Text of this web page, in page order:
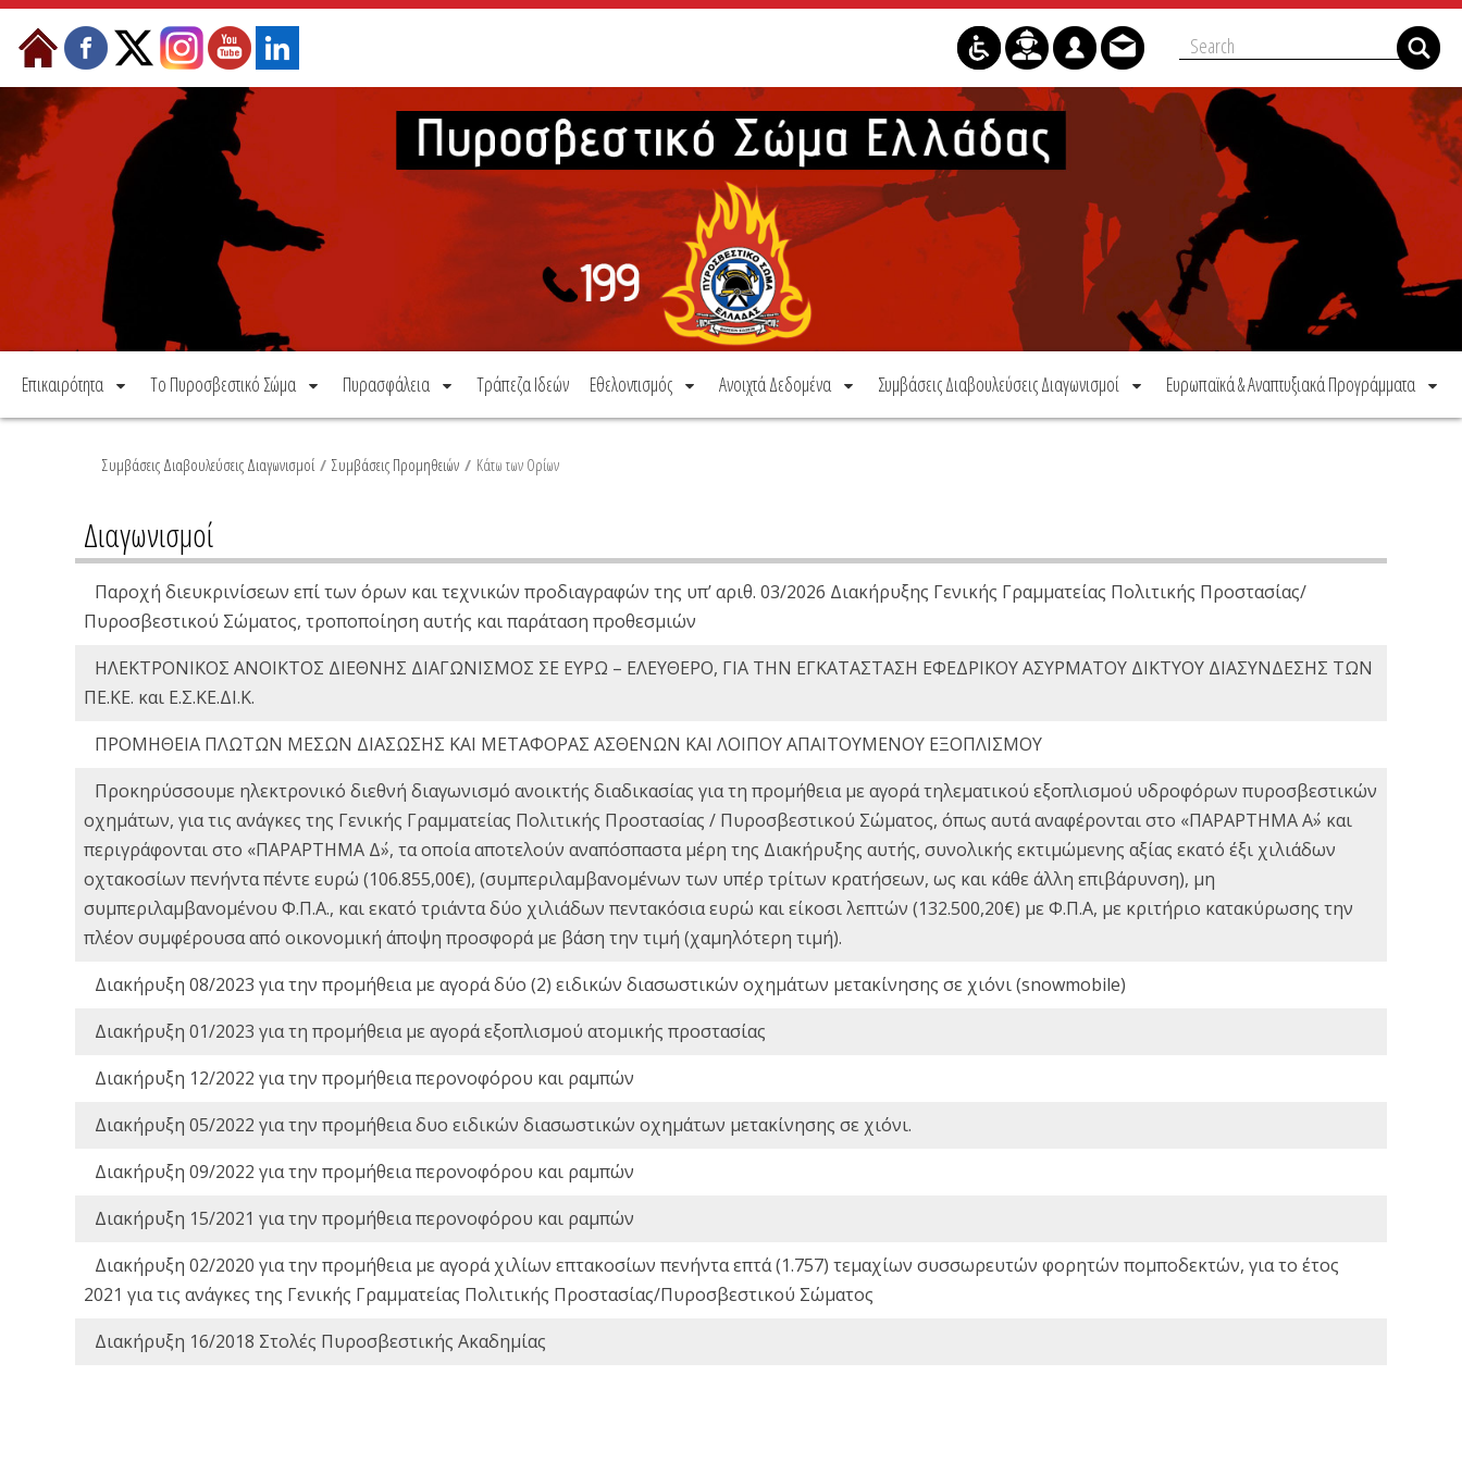
Μετάβαση στο περιεχόμενο
Επικαιρότητα Το Πυροσβεστικό Σώμα Πυρασφάλεια Τράπεζα Ιδεών Εθελοντισμός Ανοιχτά Δεδομένα Συμβάσεις Διαβουλεύσεις Διαγωνισμοί Ευρωπαϊκά & Αναπτυξιακά Προγράμματα
Συμβάσεις Διαβουλεύσεις Διαγωνισμοί / Συμβάσεις Προμηθειών / Κάτω των Ορίων
Διαγωνισμοί
Παροχή διευκρινίσεων επί των όρων και τεχνικών προδιαγραφών της υπ’ αριθ. 03/2026 Διακήρυξης Γενικής Γραμματείας Πολιτικής Προστασίας/
Πυροσβεστικού Σώματος, τροποποίηση αυτής και παράταση προθεσμιών
ΗΛΕΚΤΡΟΝΙΚΟΣ ΑΝΟΙΚΤΟΣ ΔΙΕΘΝΗΣ ΔΙΑΓΩΝΙΣΜΟΣ ΣΕ ΕΥΡΩ – ΕΛΕΥΘΕΡΟ, ΓΙΑ ΤΗΝ ΕΓΚΑΤΑΣΤΑΣΗ ΕΦΕΔΡΙΚΟΥ ΑΣΥΡΜΑΤΟΥ ΔΙΚΤΥΟΥ ΔΙΑΣΥΝΔΕΣΗΣ ΤΩΝ
ΠΕ.ΚΕ. και Ε.Σ.ΚΕ.ΔΙ.Κ.
ΠΡΟΜΗΘΕΙΑ ΠΛΩΤΩΝ ΜΕΣΩΝ ΔΙΑΣΩΣΗΣ ΚΑΙ ΜΕΤΑΦΟΡΑΣ ΑΣΘΕΝΩΝ ΚΑΙ ΛΟΙΠΟΥ ΑΠΑΙΤΟΥΜΕΝΟΥ ΕΞΟΠΛΙΣΜΟΥ
Προκηρύσσουμε ηλεκτρονικό διεθνή διαγωνισμό ανοικτής διαδικασίας για τη προμήθεια με αγορά τηλεματικού εξοπλισμού υδροφόρων πυροσβεστικών
οχημάτων, για τις ανάγκες της Γενικής Γραμματείας Πολιτικής Προστασίας / Πυροσβεστικού Σώματος, όπως αυτά αναφέρονται στο «ΠΑΡΑΡΤΗΜΑ Α΄» και
περιγράφονται στο «ΠΑΡΑΡΤΗΜΑ Δ΄», τα οποία αποτελούν αναπόσπαστα μέρη της Διακήρυξης αυτής, συνολικής εκτιμώμενης αξίας εκατό έξι χιλιάδων
οχτακοσίων πενήντα πέντε ευρώ (106.855,00€), (συμπεριλαμβανομένων των υπέρ τρίτων κρατήσεων, ως και κάθε άλλη επιβάρυνση), μη
συμπεριλαμβανομένου Φ.Π.Α., και εκατό τριάντα δύο χιλιάδων πεντακόσια ευρώ και είκοσι λεπτών (132.500,20€) με Φ.Π.Α, με κριτήριο κατακύρωσης την
πλέον συμφέρουσα από οικονομική άποψη προσφορά με βάση την τιμή (χαμηλότερη τιμή).
Διακήρυξη 08/2023 για την προμήθεια με αγορά δύο (2) ειδικών διασωστικών οχημάτων μετακίνησης σε χιόνι (snowmobile)
Διακήρυξη 01/2023 για τη προμήθεια με αγορά εξοπλισμού ατομικής προστασίας
Διακήρυξη 12/2022 για την προμήθεια περονοφόρου και ραμπών
Διακήρυξη 05/2022 για την προμήθεια δυο ειδικών διασωστικών οχημάτων μετακίνησης σε χιόνι.
Διακήρυξη 09/2022 για την προμήθεια περονοφόρου και ραμπών
Διακήρυξη 15/2021 για την προμήθεια περονοφόρου και ραμπών
Διακήρυξη 02/2020 για την προμήθεια με αγορά χιλίων επτακοσίων πενήντα επτά (1.757) τεμαχίων συσσωρευτών φορητών πομποδεκτών, για το έτος
2021 για τις ανάγκες της Γενικής Γραμματείας Πολιτικής Προστασίας/Πυροσβεστικού Σώματος
Διακήρυξη 16/2018 Στολές Πυροσβεστικής Ακαδημίας